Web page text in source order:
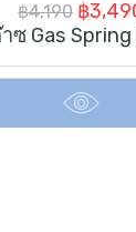
฿4,190
price
was:
฿4,190.
฿